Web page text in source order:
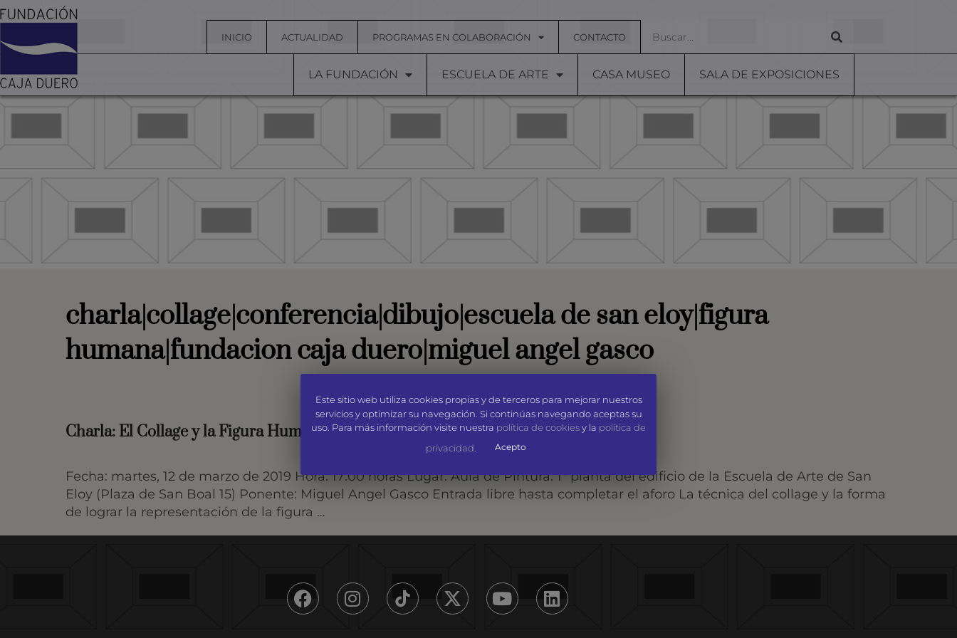
INICIO ACTUALIDAD PROGRAMAS EN COLABORACIÓN CONTACTO
LA FUNDACIÓN ESCUELA DE ARTE CASA MUSEO SALA DE EXPOSICIONES
charla|collage|conferencia|dibujo|escuela de san eloy|figura
humana|fundacion caja duero|miguel angel gasco
Charla: El Collage y la Figura Humana
Fecha: martes, 12 de marzo de 2019 Hora: 17:00 horas Lugar: Aula de Pintura. 1ª planta del edificio de la Escuela de Arte de San
Eloy (Plaza de San Boal 15) Ponente: Miguel Angel Gasco Entrada libre hasta completar el aforo La técnica del collage y la forma
de lograr la representación de la figura …
Este sitio web utiliza cookies propias y de terceros para mejorar nuestros
servicios y optimizar su navegación. Si continúas navegando aceptas su
uso. Para más información visite nuestra política de cookiesy la política de
privacidad
Acepto